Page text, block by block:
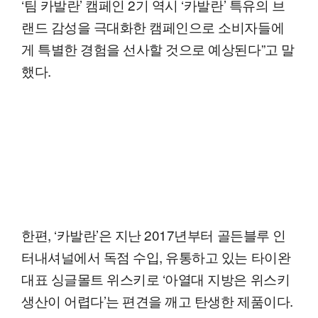
‘팀 카발란’ 캠페인 2기 역시 ‘카발란’ 특유의 브
랜드 감성을 극대화한 캠페인으로 소비자들에
게 특별한 경험을 선사할 것으로 예상된다”고 말
했다.
한편, ‘카발란’은 지난 2017년부터 골든블루 인
터내셔널에서 독점 수입, 유통하고 있는 타이완
대표 싱글몰트 위스키로 ‘아열대 지방은 위스키
생산이 어렵다’는 편견을 깨고 탄생한 제품이다.